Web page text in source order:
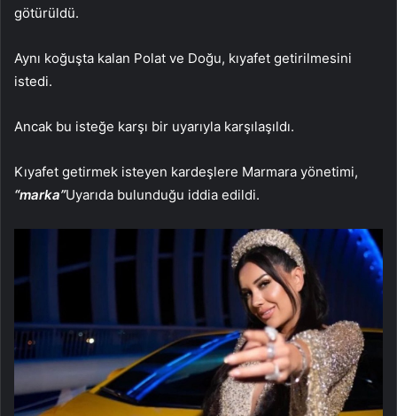
götürüldü.
Aynı koğuşta kalan Polat ve Doğu, kıyafet getirilmesini
istedi.
Ancak bu isteğe karşı bir uyarıyla karşılaşıldı.
Kıyafet getirmek isteyen kardeşlere Marmara yönetimi,
“marka”Uyarıda bulunduğu iddia edildi.